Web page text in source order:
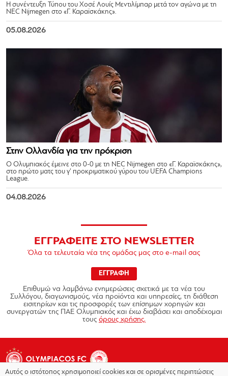
Η συνέντευξη Τύπου του Χοσέ Λουίς Μεντιλίμπαρ μετά τον αγώνα με τη
NEC Nijmegen στο «Γ. Καραϊσκάκης».
05.08.2026
Στην Ολλανδία για την πρόκριση
Ο Ολυμπιακός έμεινε στο 0-0 με τη NEC Nijmegen στο «Γ. Καραϊσκάκης»,
στο πρώτο ματς του γ’ προκριματικού γύρου του UEFA Champions
League.
04.08.2026
ΕΓΓΡΑΦΕΙΤΕ ΣΤΟ NEWSLETTER
Όλα τα τελευταία νέα της ομάδας μας στο e-mail σας
ΕΓΓΡΑΦΗ
Επιθυμώ να λαμβάνω ενημερώσεις σχετικά με τα νέα του
Συλλόγου, διαγωνισμούς, νέα προϊόντα και υπηρεσίες, τη διάθεση
εισιτηρίων και τις προσφορές των επίσημων χορηγών και
συνεργατών της ΠΑΕ Ολυμπιακός και έχω διαβάσει και αποδέχομαι
τους όρους χρήσης.
Αυτός ο ιστότοπος χρησιμοποιεί cookies και σε ορισμένες περιπτώσεις